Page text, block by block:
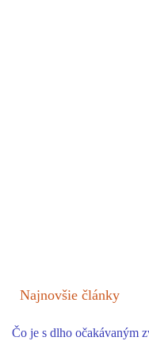
Najnovšie články
Čo je s dlho očakávaným